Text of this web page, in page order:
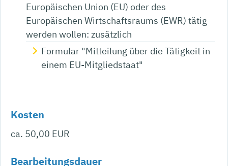
Europäischen Union (EU) oder des
Europäischen Wirtschaftsraums (EWR) tätig
werden wollen: zusätzlich
Formular "Mitteilung über die Tätigkeit in
einem EU-Mitgliedstaat"
Kosten
ca. 50,00 EUR
Bearbeitungsdauer